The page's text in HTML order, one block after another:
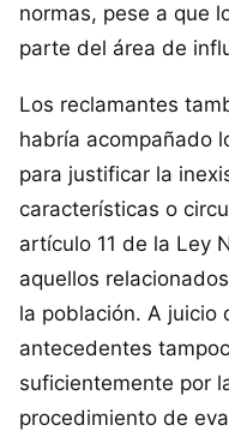
normas, pese a que
parte del área de
Los reclamantes
habría acompañado
para justificar la
características o
artículo 11 de la Ley
aquellos
la población. A juicio
antecedentes
suficientemente por
procedimiento de